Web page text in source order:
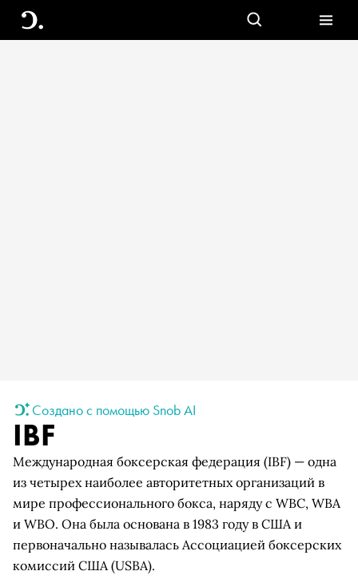
Создано с помощью Snob AI
IBF
Международная боксерская федерация (IBF) — одна
из четырех наиболее авторитетных организаций в
мире профессионального бокса, наряду с WBC, WBA
и WBO. Она была основана в 1983 году в США и
первоначально называлась Ассоциацией боксерских
комиссий США (USBA).